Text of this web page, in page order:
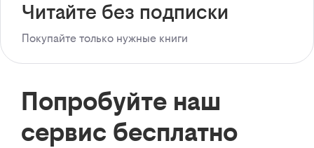
Читайте без подписки
Покупайте только нужные книги
Попробуйте наш
сервис бесплатно